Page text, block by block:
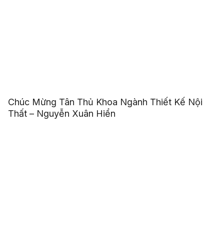
Chúc Mừng Tân Thủ Khoa Ngành Thiết Kế Nội
Thất – Nguyễn Xuân Hiển